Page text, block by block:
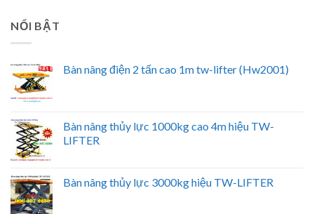
NỔI BẬT
Bàn nâng điện 2 tấn cao 1m tw-lifter (Hw2001)
Bàn nâng thủy lực 1000kg cao 4m hiệu TW-
LIFTER
Bàn nâng thủy lực 3000kg hiệu TW-LIFTER